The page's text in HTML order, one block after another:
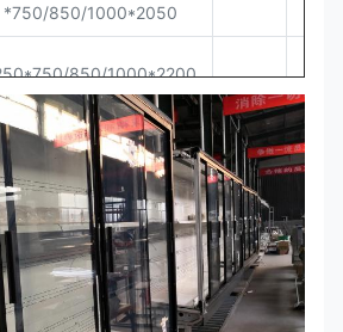
*750/850/1000*2050
850/1000*2200
-2/+4
850/1000*2200
850/1000*2200 12/
850/1000*2200